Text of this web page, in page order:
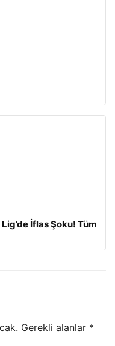
İflas Şoku! Tüm
Gerekli alanlar *